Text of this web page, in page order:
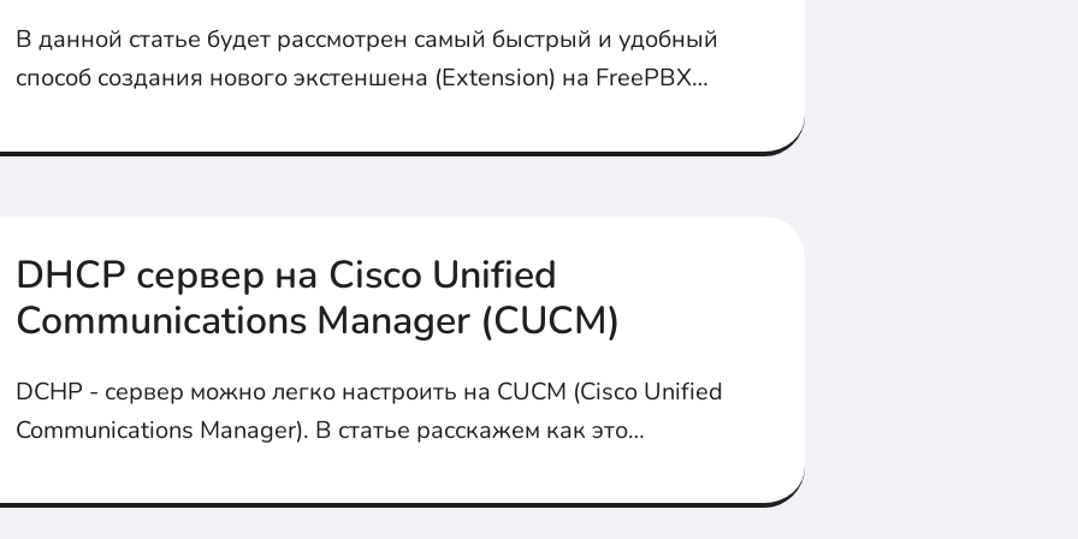
В данной статье будет рассмотрен самый быстрый и удобный
способ создания нового экстеншена (Extension) на FreePBX
SIP-T21P E2...
DHCP сервер на Cisco Unified
Communications Manager (CUCM)
DCHP - сервер можно легко настроить на CUCM (Cisco Unified
Communications Manager). В статье расскажем как это